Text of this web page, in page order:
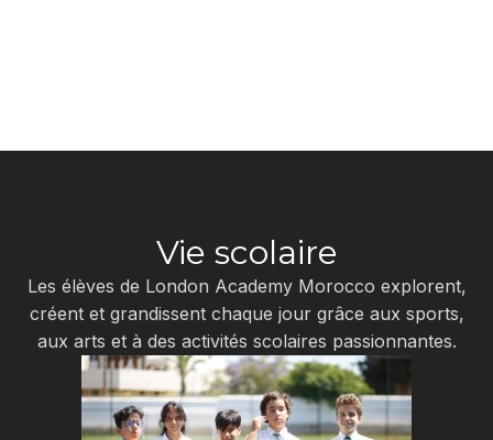
Vie scolaire
Les élèves de London Academy Morocco explorent,
créent et grandissent chaque jour grâce aux sports,
aux arts et à des activités scolaires passionnantes.